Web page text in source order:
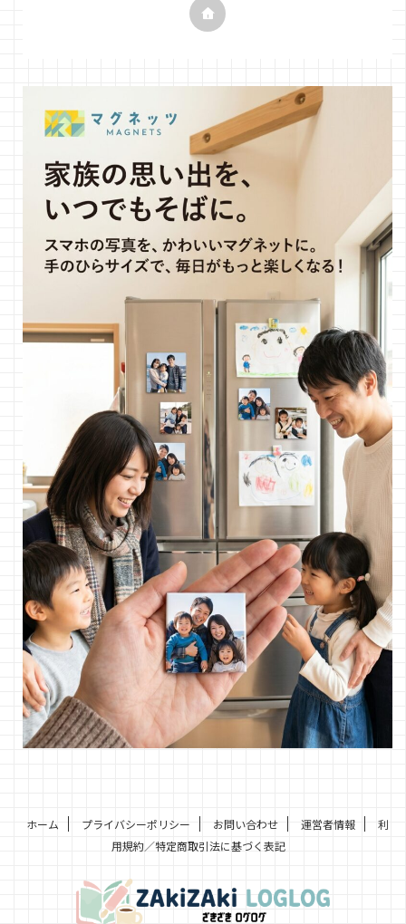
ホーム プライバシーポリシー お問い合わせ 運営者情報
利
用規約／特定商取引法に基づく表記